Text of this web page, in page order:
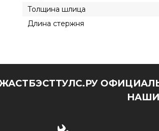
Толщина шлица
Длина стержня